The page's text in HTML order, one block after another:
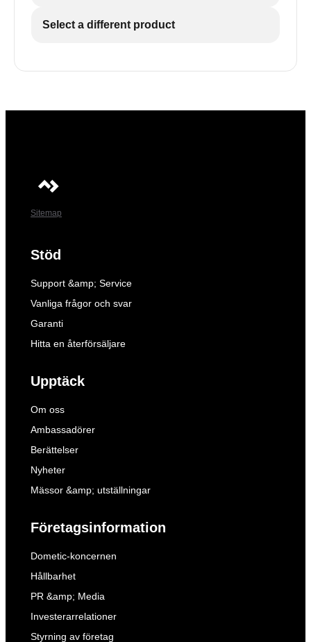
Select a different product
Sitemap
Stöd
Support &amp; Service
Vanliga frågor och svar
Garanti
Hitta en återförsäljare
Upptäck
Om oss
Ambassadörer
Berättelser
Nyheter
Mässor &amp; utställningar
Företagsinformation
Dometic-koncernen
Hållbarhet
PR &amp; Media
Investerarrelationer
Styrning av företag